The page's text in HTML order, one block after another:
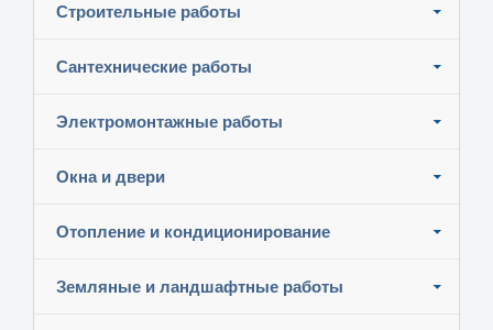
Строительные работы
Сантехнические работы
Электромонтажные работы
Окна и двери
Отопление и кондиционирование
Земляные и ландшафтные работы